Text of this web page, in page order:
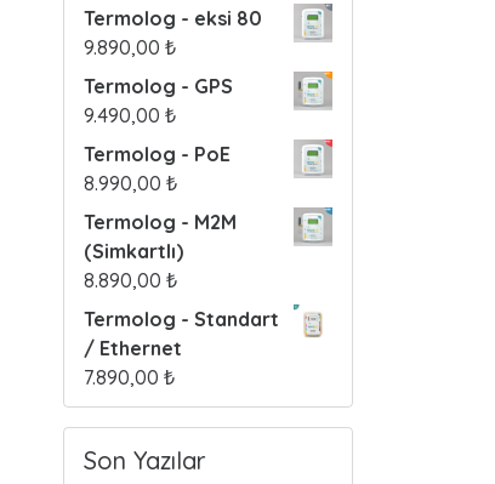
Termolog - eksi 80
9.890,00 ₺
Termolog - GPS
9.490,00 ₺
Termolog - PoE
8.990,00 ₺
Termolog - M2M
(Simkartlı)
8.890,00 ₺
Termolog - Standart
/ Ethernet
7.890,00 ₺
Son Yazılar